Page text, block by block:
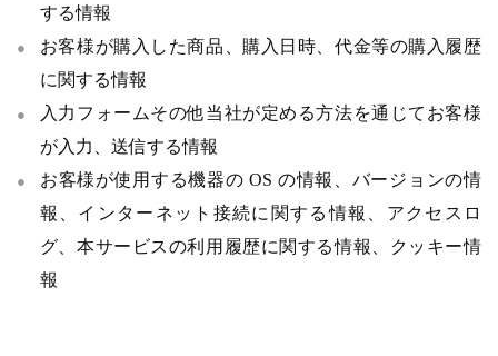
する情報
お客様が購入した商品、購入日時、代金等の購入履歴
に関する情報
入力フォームその他当社が定める方法を通じてお客様
が入力、送信する情報
お客様が使用する機器の OS の情報、バージョンの情
報、インターネット接続に関する情報、アクセスロ
グ、本サービスの利用履歴に関する情報、クッキー情
報